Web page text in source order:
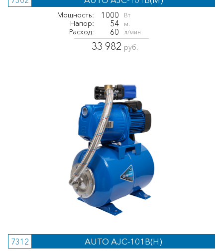
Мощность: 1000 Вт
Напор: 54 м.
Расход: 60 л/мин
33 982 руб.
7312 AUTO AJC-101B(H)